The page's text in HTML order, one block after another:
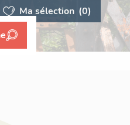
Ma sélection (0)